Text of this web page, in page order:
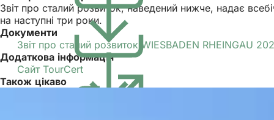
Звіт про сталий розвиток, наведений нижче, надає
на наступні три роки.
Документи
Звіт про сталий розвиток WIESBADEN RHEINGAU
Додаткова інформація
Сайт TourCert
Також цікаво